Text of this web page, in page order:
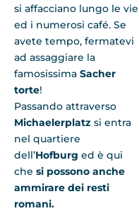
si affacciano lungo le vie
ed i numerosi café. Se
avete tempo, fermatevi
ad assaggiare la
famosissima Sacher
torte!
Passando attraverso
Michaelerplatz si entra
nel quartiere
dell’Hofburg ed è qui
che si possono anche
ammirare dei resti
romani.